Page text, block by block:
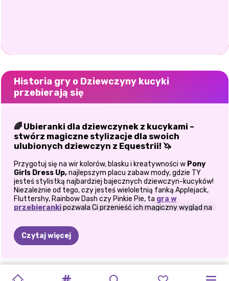
Historia gry o Dziewczyny kucyki
przebierają się
🌈 Ubieranki dla dziewczynek z kucykami –
stwórz magiczne stylizacje dla swoich
ulubionych dziewczyn z Equestrii! 🦄
Przygotuj się na wir kolorów, blasku i kreatywności w Pony
Girls Dress Up,najlepszym placu zabaw mody, gdzie TY
jesteś stylistką najbardziej bajecznych dziewczyn-kucyków!
Niezależnie od tego, czy jesteś wieloletnią fanką Applejack,
Fluttershy, Rainbow Dash czy Pinkie Pie, ta gra w
przebierankipozwala Ci przenieść ich magiczny wygląd na
Equestrii, gdzie moda jest równie ważna jak przyjaźń! W tej
zachwycającej przygodzie z przebierankami możesz
dostosować swoje ulubione dziewczyny-kucyki od stóp do
osobowość każdej postaci.
Czytaj więcej
ŁADNY
COSPLAY NOWOCZESNE
JESIEŃ DZIEWCZYNY